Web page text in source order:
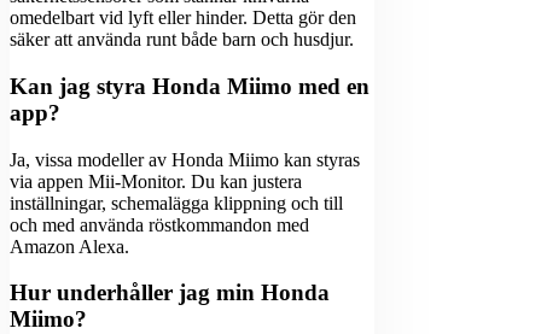
omedelbart vid lyft eller hinder. Detta gör den
säker att använda runt både barn och husdjur.
Kan jag styra Honda Miimo med en
app?
Ja, vissa modeller av Honda Miimo kan styras
via appen Mii-Monitor. Du kan justera
inställningar, schemalägga klippning och till
och med använda röstkommandon med
Amazon Alexa.
Hur underhåller jag min Honda
Miimo?